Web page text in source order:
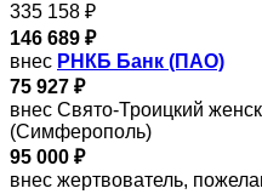
335 158 ₽
146 689 ₽
внес РНКБ Банк (ПАО)
75 927 ₽
внес Свято-Троицкий
(Симферополь)
95 000 ₽
внес жертвователь,